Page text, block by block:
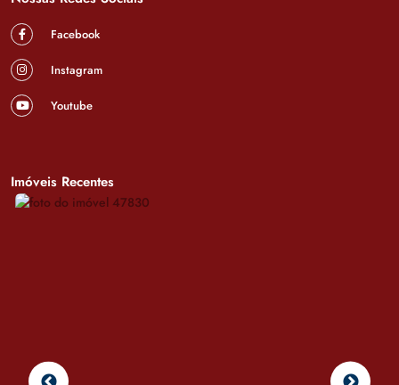
Facebook
Instagram
Youtube
Imóveis Recentes